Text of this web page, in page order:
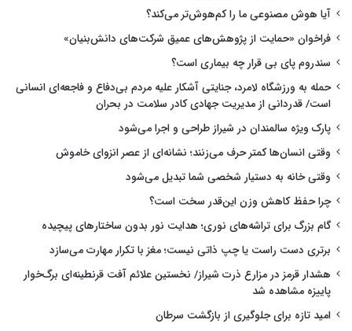
آیا هوش مصنوعی ما را کم‌هوش‌تر می‌کند؟
فراخوان «حمایت از پژوهش‌های عمیق شرکت‌های دانش‌بنیان»
سندروم پای بی قرار چه بیماری است؟
حمله به ورزشگاه لامرد، جنایتی آشکار علیه مردم بی‌دفاع و فاجعه‌ای انسانی
است/ قدردانی از مدیریت جهادی کادر سلامت در بحران
پارک ویژه سالمندان در شیراز طراحی و اجرا می‌شود
وقتی انسان‌ها کمتر حرف می‌زنند؛ نشانه‌ای از عصر انزوای خاموش
وقتی خانه به دستیار شخصی شما تبدیل می‌شود
چرا حفظ کاهش وزن این‌قدر سخت است؟
گام بزرگ برای تراشه‌های نوری؛ هدایت نور بدون ساختارهای پیچیده
برتری دست راست یا چپ ذاتی نیست؛ مغز با تکرار مهارت می‌سازد
هشدار قرمز در مزارع ذرت شیراز/ نخستین علائم آفت قرنطینه‌ای برگ‌خوار
پاییزه مشاهده شد
امید تازه برای جلوگیری از بازگشت سرطان